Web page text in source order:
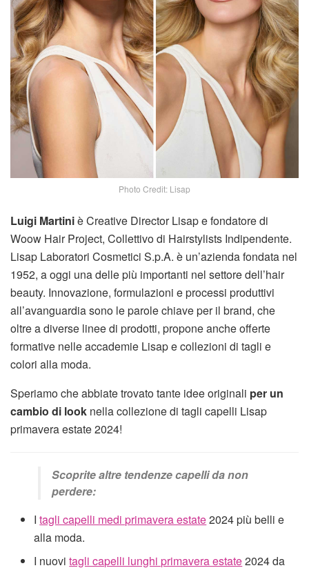
Photo Credit: Lisap
Luigi Martiniè Creative Director Lisap e fondatore di
Woow Hair Project, Collettivo di Hairstylists Indipendente.
Lisap Laboratori Cosmetici S.p.A. è un’azienda fondata nel
1952, a oggi una delle più importanti nel settore dell’hair
beauty. Innovazione, formulazioni e processi produttivi
all’avanguardia sono le parole chiave per il brand, che
oltre a diverse linee di prodotti, propone anche offerte
formative nelle accademie Lisap e collezioni di tagli e
colori alla moda.
Speriamo che abbiate trovato tante idee originali per un
cambio di look nella collezione di tagli capelli Lisap
primavera estate 2024!
Scoprite altre tendenze capelli da non
perdere:
Itagli capelli medi primavera estate2024 più belli e
alla moda.
I nuovitagli capelli lunghi primavera estate2024 da